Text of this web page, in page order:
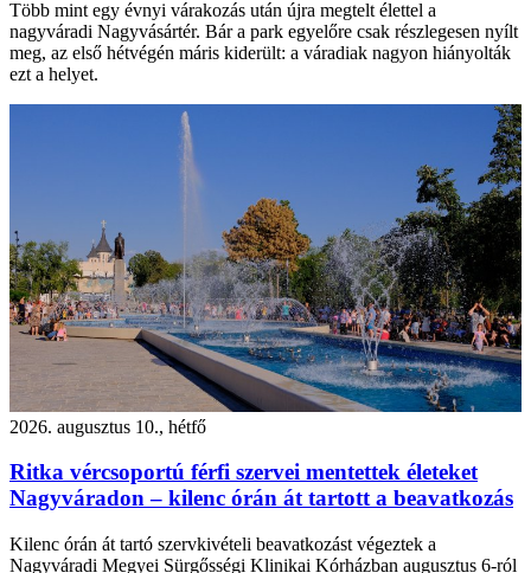
Több mint egy évnyi várakozás után újra megtelt élettel a
nagyváradi Nagyvásártér. Bár a park egyelőre csak részlegesen nyílt
meg, az első hétvégén máris kiderült: a váradiak nagyon hiányolták
ezt a helyet.
2026. augusztus 10., hétfő
Ritka vércsoportú férfi szervei mentettek életeket
Nagyváradon – kilenc órán át tartott a beavatkozás
Kilenc órán át tartó szervkivételi beavatkozást végeztek a
Nagyváradi Megyei Sürgősségi Klinikai Kórházban augusztus 6-ról